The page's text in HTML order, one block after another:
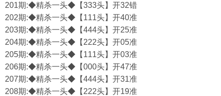
201期:◆精杀一头◆【333头】开32错
202期:◆精杀一头◆【111头】开40准
203期:◆精杀一头◆【444头】开25准
204期:◆精杀一头◆【222头】开05准
205期:◆精杀一头◆【111头】开03准
206期:◆精杀一头◆【000头】开47准
207期:◆精杀一头◆【444头】开31准
208期:◆精杀一头◆【222头】开19准